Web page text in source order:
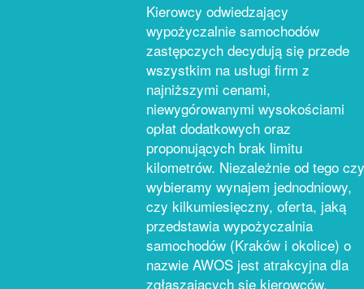
Kierowcy odwiedzający
wypożyczalnie samochodów
zastępczych decydują się przede
wszystkim na usługi firm z
najniższymi cenami,
niewygórowanymi wysokościami
opłat dodatkowych oraz
proponujących brak limitu
kilometrów. Niezależnie od tego czy
wybieramy wynajem jednodniowy,
czy kilkumiesięczny, oferta, jaką
przedstawia wypożyczalnia
samochodów (Kraków i okolice) o
nazwie AWOS jest atrakcyjna dla
zgłaszających się kierowców.